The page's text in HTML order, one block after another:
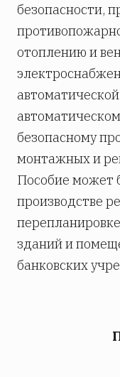
безопасности,
отоплению и
безопасному
монтажных и
Пособие может
производстве
зданий и
банковских